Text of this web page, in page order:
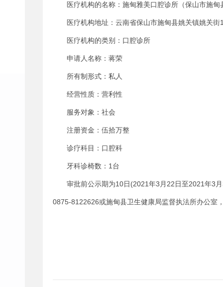
医疗机构的名称：施甸雅美口腔诊所（保山市施
医疗机构地址：云南省保山市施甸县姚关镇姚关街
医疗机构的类别：口腔诊所
申请人名称：蒋荣
所有制形式：私人
经营性质：营利性
服务对象：社会
注册资金：伍拾万整
诊疗科目：口腔科
牙科诊椅数：1台
审批前公示期为10日(2021年3月22日至2021年3
0875-8122626或施甸县卫生健康局监督执法所办公室